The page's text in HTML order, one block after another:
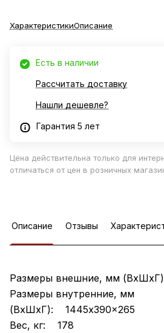
ХарактеристикиОписание
Есть в наличии
Рассчитать доставку
Нашли дешевле?
Гарантия 5 лет
Цена действительна только для
отличаться от цен в розничных
Описание Отзывы
Размеры внешние, мм
Размеры внутренние, мм
(ВхШхГ): 1445x390x265
Вес, кг: 178